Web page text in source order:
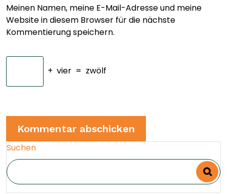
Meinen Namen, meine E-Mail-Adresse und meine
Website in diesem Browser für die nächste
Kommentierung speichern.
+ vier = zwölf
Suchen